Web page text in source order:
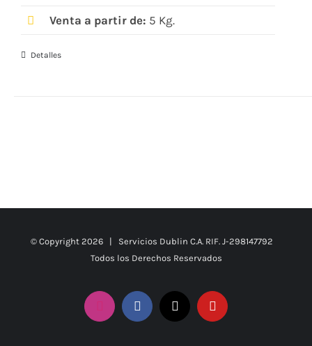
Venta a partir de: 5 Kg.
Detalles
© Copyright 2026 | Servicios Dublin C.A. RIF. J-298147792
Todos los Derechos Reservados
InstagramFacebook
X YouTube